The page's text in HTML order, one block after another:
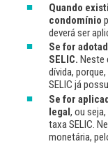
Quando
condomínio
deverá ser
Se for
SELIC.Neste
dívida,
SELIC já
Se for
legal, ou
taxa SELIC.
monetária,